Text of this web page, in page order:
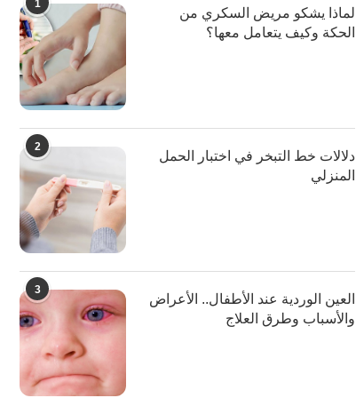
1
لماذا يشكو مريض السكري من
الحكة وكيف يتعامل معها؟
2
دلالات خط التبخر في اختبار الحمل
المنزلي
3
العين الوردية عند الأطفال.. الأعراض
والأسباب وطرق العلاج